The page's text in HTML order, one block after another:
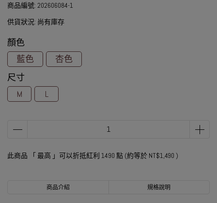
商品編號: 202606084-1
供貨狀況: 尚有庫存
顏色
藍色
杏色
尺寸
M
L
此商品 「 最高 」可以折抵紅利 1490 點 (約等於 NT$1,490 )
商品介紹 規格說明